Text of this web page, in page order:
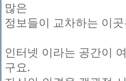
많은
정보들이 교차하는 이
인터넷 이라는 공간이
구요.